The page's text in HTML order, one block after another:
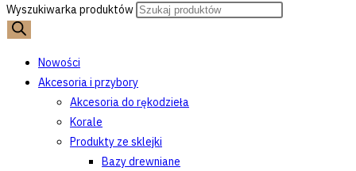
Wyszukiwarka produktów
Nowości
Akcesoria i przybory
Akcesoria do rękodzieła
Korale
Produkty ze sklejki
Bazy drewniane